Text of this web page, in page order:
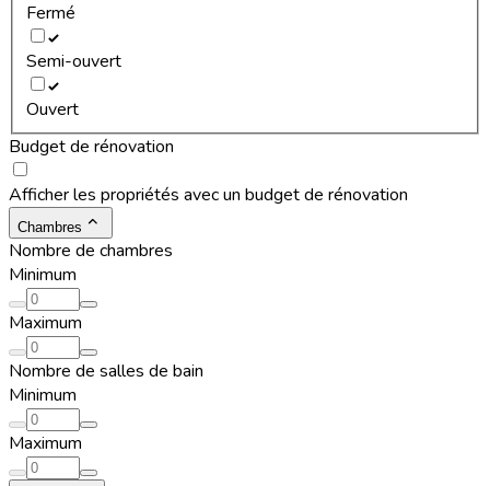
Fermé
Semi-ouvert
Ouvert
Budget de rénovation
Afficher les propriétés avec un budget de rénovation
Chambres
Nombre de chambres
Minimum
Maximum
Nombre de salles de bain
Minimum
Maximum